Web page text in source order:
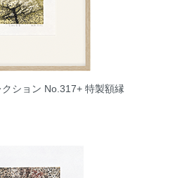
ション No.317+ 特製額縁